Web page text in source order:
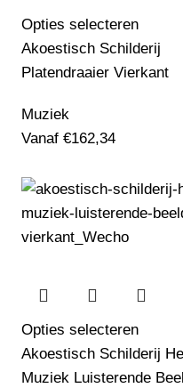
Opties selecteren
Akoestisch Schilderij
Platendraaier Vierkant
Muziek
Vanaf €162,34
Opties selecteren
Akoestisch Schilderij
Muziek Luisterende